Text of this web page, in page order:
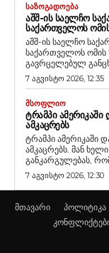
ᲡᲐᲖᲝᲒᲐᲓᲝᲔᲑᲐ
ᲐᲨᲨ-ᲘᲡ ᲡᲐᲔᲚᲩᲝ
ᲡᲐᲥᲐᲠᲗᲕᲔᲚᲝᲡ
აშშ-ის საელჩო
საქართველოს ომის 18-
გავრცელებულ
7 აგვისტო 2026, 12:35
ᲛᲡᲝᲤᲚᲘᲝ
ᲢᲠᲐᲛᲞᲘ ᲐᲛᲔᲠᲘᲙᲐᲨᲘ
ᲐᲛᲙᲐᲪᲠᲔᲑᲡ
ტრამპი ამერიკაში
ამკაცრებს. მან
განკარგულებას,
7 აგვისტო 2026, 12:30
მთავარი პოლიტიკა